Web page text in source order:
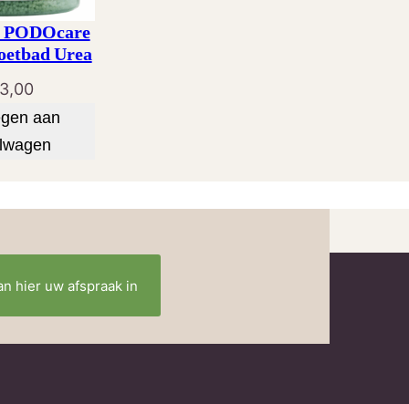
Urea
aan
hier uw afspraak in